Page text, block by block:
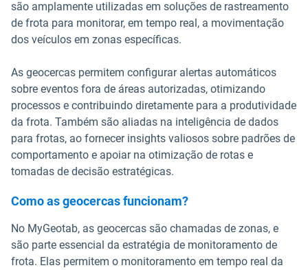
são amplamente utilizadas em soluções de rastreamento
de frota para monitorar, em tempo real, a movimentação
dos veículos em zonas específicas.
As geocercas permitem configurar alertas automáticos
sobre eventos fora de áreas autorizadas, otimizando
processos e contribuindo diretamente para a produtividade
da frota. Também são aliadas na inteligência de dados
para frotas, ao fornecer insights valiosos sobre padrões de
comportamento e apoiar na otimização de rotas e
tomadas de decisão estratégicas.
Como as geocercas funcionam?
No MyGeotab, as geocercas são chamadas de zonas, e
são parte essencial da estratégia de monitoramento de
frota. Elas permitem o monitoramento em tempo real da